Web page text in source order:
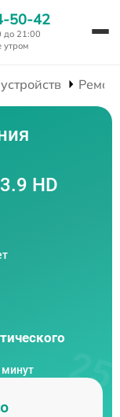
50-42
до 21:00
утром
HD
минут